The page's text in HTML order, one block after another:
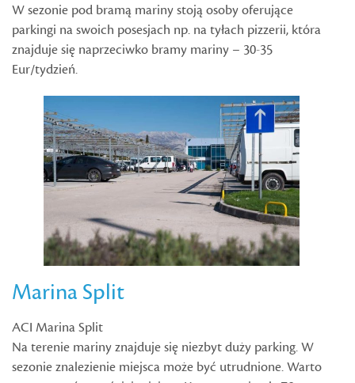
W sezonie pod bramą mariny stoją osoby oferujące
parkingi na swoich posesjach np. na tyłach pizzerii, która
znajduje się naprzeciwko bramy mariny – 30-35
Eur/tydzień.
Marina Split
ACI Marina Split
Na terenie mariny znajduje się niezbyt duży parking. W
sezonie znalezienie miejsca może być utrudnione. Warto